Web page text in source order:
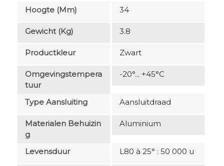
Hoogte (mm) 34
Gewicht (kg) 3.8
Productkleur Zwart
Omgevingstempera
Tuur
-20°... +45°C
Type Aansluiting Aansluitdraad
Materialen Behuizin
G
Aluminium
Levensduur L80 à 25° : 50 000 u